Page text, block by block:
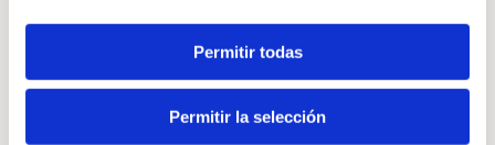
Permitir todas
Permitir la selección
Envío de Reiki a distancia para
desbloquear energía